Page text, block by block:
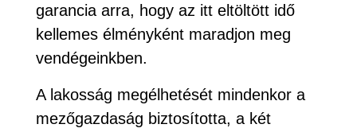
garancia arra, hogy az itt eltöltött idő
kellemes élményként maradjon meg
vendégeinkben.
A lakosság megélhetését mindenkor a
mezőgazdaság biztosította, a két